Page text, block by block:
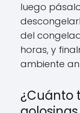
luego
del
horas, y
ambiente
¿Cuánto